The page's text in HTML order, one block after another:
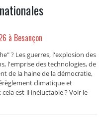
à Besançon
? Les guerres, l'explosion des
l'emprise des technologies, de
de la haine de la démocratie,
climatique et
est-il inéluctable ? Voir le